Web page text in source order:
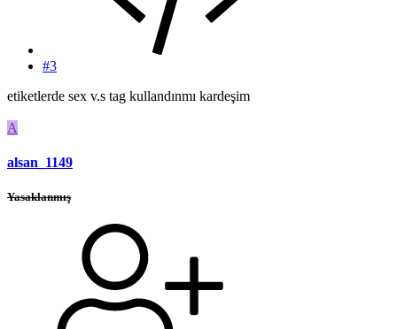
#3
etiketlerde sex v.s tag kullandınmı kardeşim
A
alsan_1149
Yasaklanmış